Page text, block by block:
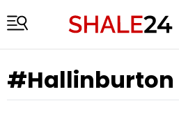
#Hallinburton